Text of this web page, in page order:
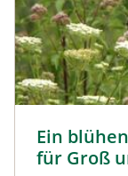
Ein
für Groß